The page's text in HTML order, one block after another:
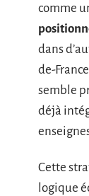
comme
dans
de-
semble
déjà
Cette
logique